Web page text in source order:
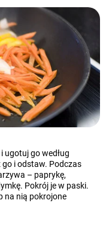
ugotuj go według
i odstaw. Podczas
– paprykę,
Pokrój je w paski.
na nią pokrojone